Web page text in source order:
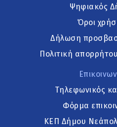
Ψηφιακός
Όροι
Δήλωση
Πολιτική
Τηλεφωνικός
Φόρμα
ΚΕΠ Δήμου